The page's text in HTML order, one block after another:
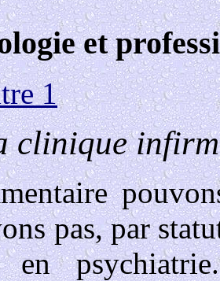
et
1
clinique
pas, par
en